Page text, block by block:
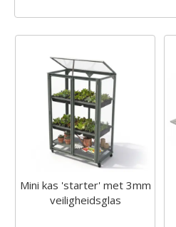
Mini kas 'starter' met 3mm
veiligheidsglas